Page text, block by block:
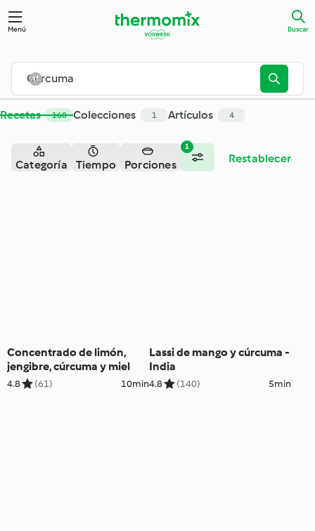
Menú Buscar
Recetas 160 Colecciones 1 Artículos 4
1
Categoría Tiempo Porciones Restablecer
Concentrado de limón,
jengibre, cúrcuma y miel
4.8 (61) 10min
Lassi de mango y cúrcuma -
India
4.8 (140) 5min
Buscar - Cookidoo® – la plataforma de recetas oficial de